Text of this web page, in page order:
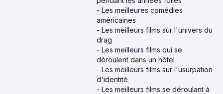
- Les meilleures comédies
américaines
- Les meilleurs films sur l'univers du
drag
- Les meilleurs films qui se
déroulent dans un hôtel
- Les meilleurs films sur l'usurpation
d'identité
- Les meilleurs films se déroulant à